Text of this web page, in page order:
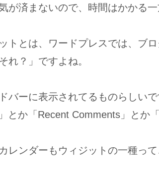
が済まないので、時間はかかる一
トとは、ワードプレスでは、ブ
れ？」ですよね。
バーに表示されてるものらしいで
とか「Recent Comments」とか
レンダーもウィジットの一種って